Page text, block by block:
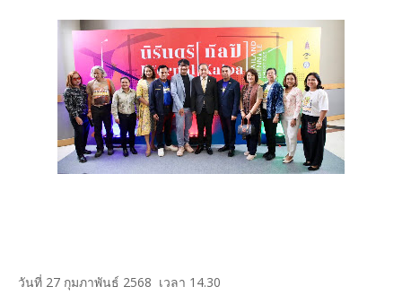
วันที่ 27 กุมภาพันธ์ 2568 เวลา 14.30